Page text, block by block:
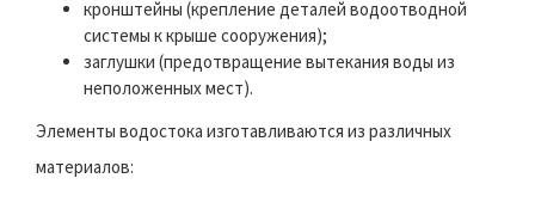
кронштейны (крепление деталей водоотводной
системы к крыше сооружения);
заглушки (предотвращение вытекания воды из
неположенных мест).
Элементы водостока изготавливаются из различных
материалов: